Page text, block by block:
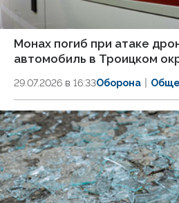
Монах погиб при атаке
автомобиль в Троицком
29.07.2026 в 16:33Оборона